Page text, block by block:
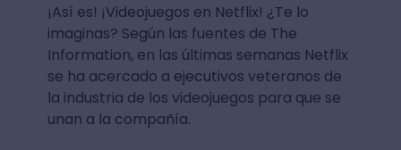
¡Así es! ¡Videojuegos en Netflix! ¿Te lo
imaginas? Según las fuentes de The
Information, en las últimas semanas Netflix
se ha acercado a ejecutivos veteranos de
la industria de los videojuegos para que se
unan a la compañía.